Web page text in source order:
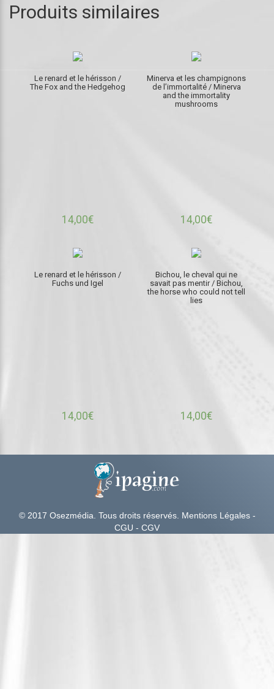
Produits similaires
Le renard et le hérisson /
The Fox and the Hedgehog
14,00€
Minerva et les champignons
de l’immortalité / Minerva
and the immortality
mushrooms
14,00€
Le renard et le hérisson /
Fuchs und Igel
14,00€
Bichou, le cheval qui ne
savait pas mentir / Bichou,
the horse who could not tell
lies
14,00€
© 2017 Osezmédia . Tous droits réservés. Mentions Légales-
CGU - CGV